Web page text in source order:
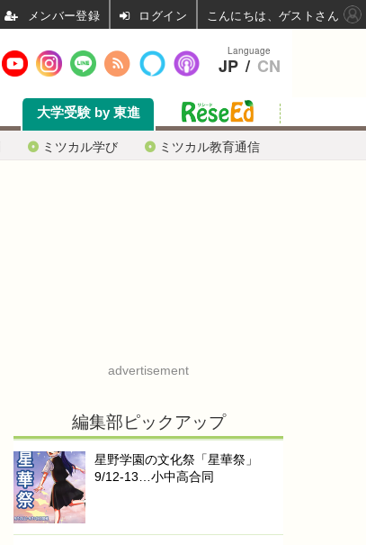
ミツカル学び ミツカル教育通信
大学受験 by 東進
advertisement
編集部ピックアップ
星野学園の文化祭「星華祭」
9/12-13…小中高合同
Language
JP / CN
ログイン こんにちは、ゲストさん